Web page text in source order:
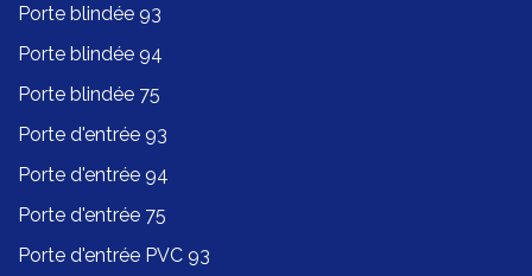
Porte blindée 93
Porte blindée 94
Porte blindée 75
Porte d'entrée 93
Porte d'entrée 94
Porte d'entrée 75
Porte d'entrée PVC 93